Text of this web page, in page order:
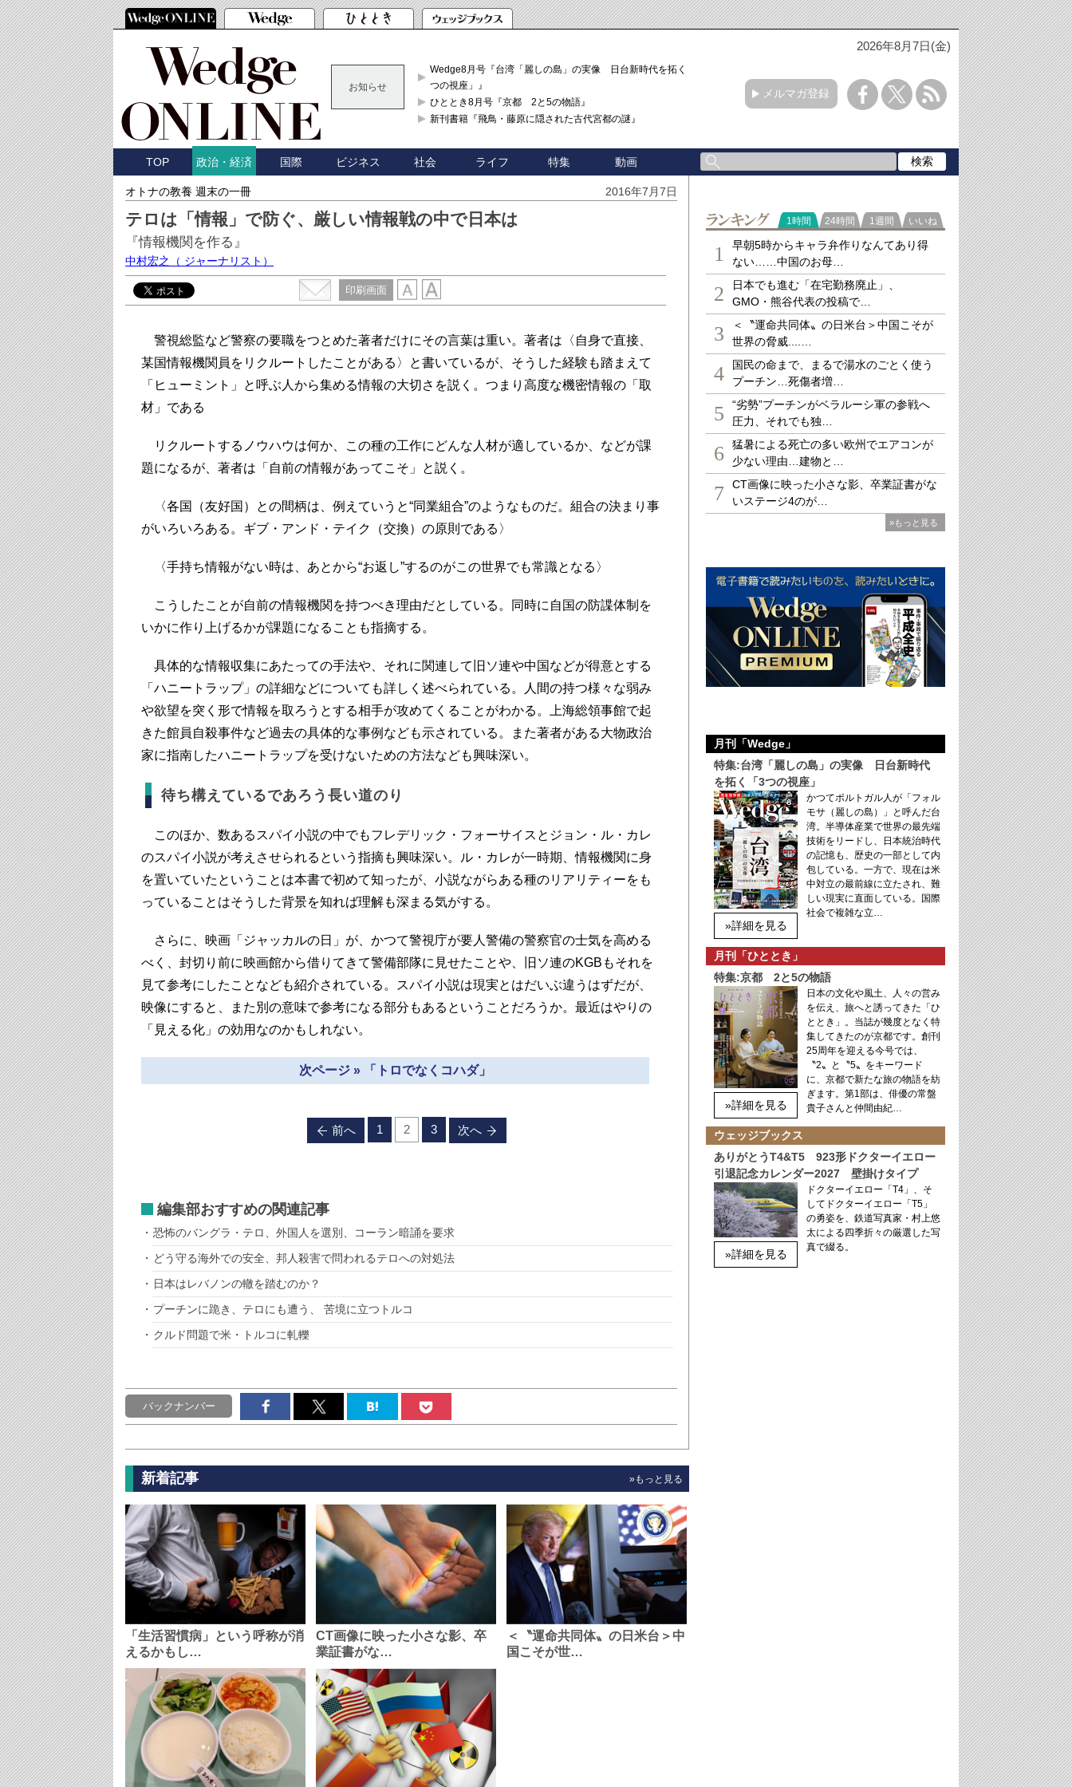
2026年8月7日(金)
お知らせ
Wedge8月号『台湾「麗しの島」の実像 日台新時代を拓く「3
つの視座」』
ひととき8月号『京都 2と5の物語』
新刊書籍『飛鳥・藤原に隠された古代宮都の謎』
メルマガ登録
TOP 政治・経済 国際 ビジネス 社会 ライフ 特集 動画
オトナの教養 週末の一冊 2016年7月7日
テロは「情報」で防ぐ、厳しい情報戦の中で日本は
『情報機関を作る』
中村宏之 （ ジャーナリスト）
印刷画面
警視総監など警察の要職をつとめた著者だけにその言葉は重い。著者は〈自身で直接、
某国情報機関員をリクルートしたことがある〉と書いているが、そうした経験も踏まえて
「ヒューミント」と呼ぶ人から集める情報の大切さを説く。つまり高度な機密情報の「取
材」である
リクルートするノウハウは何か、この種の工作にどんな人材が適しているか、などが課
題になるが、著者は「自前の情報があってこそ」と説く。
〈各国（友好国）との間柄は、例えていうと“同業組合”のようなものだ。組合の決まり事
がいろいろある。ギブ・アンド・テイク（交換）の原則である〉
〈手持ち情報がない時は、あとから“お返し”するのがこの世界でも常識となる〉
こうしたことが自前の情報機関を持つべき理由だとしている。同時に自国の防諜体制を
いかに作り上げるかが課題になることも指摘する。
具体的な情報収集にあたっての手法や、それに関連して旧ソ連や中国などが得意とする
「ハニートラップ」の詳細などについても詳しく述べられている。人間の持つ様々な弱み
や欲望を突く形で情報を取ろうとする相手が攻めてくることがわかる。上海総領事館で起
きた館員自殺事件など過去の具体的な事例なども示されている。また著者がある大物政治
家に指南したハニートラップを受けないための方法なども興味深い。
待ち構えているであろう長い道のり
このほか、数あるスパイ小説の中でもフレデリック・フォーサイスとジョン・ル・カレ
のスパイ小説が考えさせられるという指摘も興味深い。ル・カレが一時期、情報機関に身
を置いていたということは本書で初めて知ったが、小説ながらある種のリアリティーをも
っていることはそうした背景を知れば理解も深まる気がする。
さらに、映画「ジャッカルの日」が、かつて警視庁が要人警備の警察官の士気を高める
べく、封切り前に映画館から借りてきて警備部隊に見せたことや、旧ソ連のKGBもそれを
見て参考にしたことなども紹介されている。スパイ小説は現実とはだいぶ違うはずだが、
映像にすると、また別の意味で参考になる部分もあるということだろうか。最近はやりの
「見える化」の効用なのかもしれない。
次ページ » 「トロでなくコハダ」
前へ 1 2 3 次へ
編集部おすすめの関連記事
恐怖のバングラ・テロ、外国人を選別、コーラン暗誦を要求
どう守る海外での安全、邦人殺害で問われるテロへの対処法
日本はレバノンの轍を踏むのか？
プーチンに跪き、テロにも遭う、 苦境に立つトルコ
クルド問題で米・トルコに軋轢
バックナンバー
新着記事 »もっと見る
「生活習慣病」という呼称が消
えるかもし…
CT画像に映った小さな影、卒
業証書がな…
＜〝運命共同体〟の日米台＞中
国こそが世…
ランキング
1時間 24時間 1週間 いいね
1
早朝5時からキャラ弁作りなんてあり得
ない……中国のお母…
2
日本でも進む「在宅勤務廃止」、
GMO・熊谷代表の投稿で…
3
＜〝運命共同体〟の日米台＞中国こそが
世界の脅威....…
4
国民の命まで、まるで湯水のごとく使う
プーチン…死傷者増…
5
“劣勢”プーチンがベラルーシ軍の参戦へ
圧力、それでも独…
6
猛暑による死亡の多い欧州でエアコンが
少ない理由…建物と…
7
CT画像に映った小さな影、卒業証書がな
いステージ4のが…
»もっと見る
月刊「Wedge」
特集:台湾「麗しの島」の実像 日台新時代
を拓く「3つの視座」
»詳細を見る
かつてポルトガル人が「フォル
モサ（麗しの島）」と呼んだ台
湾。半導体産業で世界の最先端
技術をリードし、日本統治時代
の記憶も、歴史の一部として内
包している。一方で、現在は米
中対立の最前線に立たされ、難
しい現実に直面している。国際
社会で複雑な立…
月刊「ひととき」
特集:京都 2と5の物語
»詳細を見る
日本の文化や風土、人々の営み
を伝え、旅へと誘ってきた「ひ
ととき」。当誌が幾度となく特
集してきたのが京都です。創刊
25周年を迎える今号では、
〝2〟と〝5〟をキーワード
に、京都で新たな旅の物語を紡
ぎます。第1部は、俳優の常盤
貴子さんと仲間由紀…
ウェッジブックス
ありがとうT4&T5 923形ドクターイエロー
引退記念カレンダー2027 壁掛けタイプ
»詳細を見る
ドクターイエロー「T4」、そ
してドクターイエロー「T5」
の勇姿を、鉄道写真家・村上悠
太による四季折々の厳選した写
真で綴る。